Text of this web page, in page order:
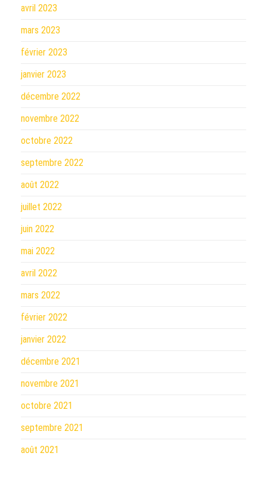
avril 2023
mars 2023
février 2023
janvier 2023
décembre 2022
novembre 2022
octobre 2022
septembre 2022
août 2022
juillet 2022
juin 2022
mai 2022
avril 2022
mars 2022
février 2022
janvier 2022
décembre 2021
novembre 2021
octobre 2021
septembre 2021
août 2021